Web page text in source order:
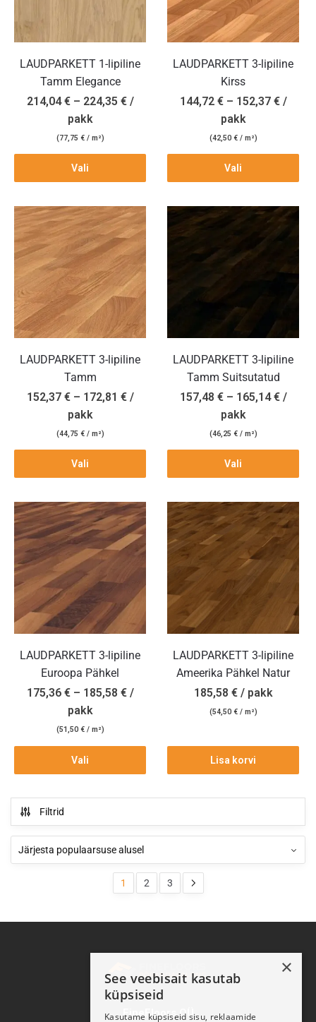
LAUDPARKETT 1-lipiline
Tamm Elegance
214,04€ – 224,35 € /
pakk
(77,75 €/ m²)
Vali
LAUDPARKETT 3-lipiline
Kirss
144,72 € – 152,37 € /
pakk
(42,50 €/ m²)
Vali
LAUDPARKETT 3-lipiline
Tamm
152,37 € – 172,81 € /
pakk
(44,75 €/ m²)
Vali
LAUDPARKETT 3-lipiline
Tamm Suitsutatud
157,48 € – 165,14€ /
pakk
(46,25 €/ m²)
Vali
LAUDPARKETT 3-lipiline
Euroopa Pähkel
175,36 € – 185,58 € /
pakk
(51,50 €/ m²)
Vali
LAUDPARKETT 3-lipiline
Ameerika Pähkel Natur
185,58 € / pakk
(54,50 €/ m²)
Lisa korvi
Filtrid
1 2 3
FineFloors OÜ
×
See veebisait kasutab
küpsiseid
Kasutame küpsiseid sisu, reklaamide